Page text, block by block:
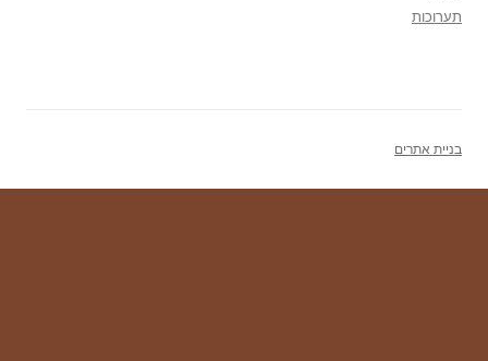
תערוכות
בניית אתרים